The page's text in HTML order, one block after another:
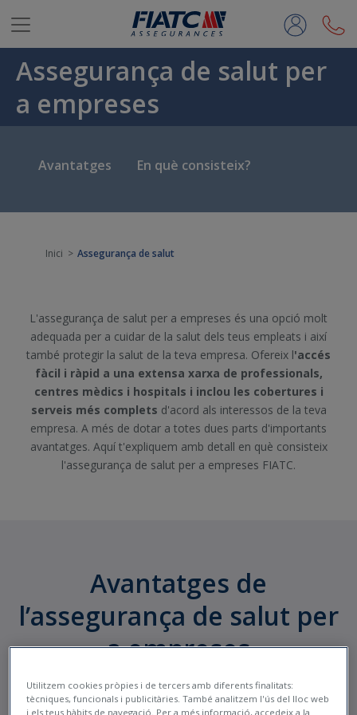
Salta al contingut principal
Assegurança de salut per
a empreses
Avantatges En què consisteix?
Inici Assegurança de salut
L'assegurança de salut per a empreses és una opció molt
adequada per a cuidar de la salut dels teus empleats i així
també protegir la salut de la teva empresa. Ofereix l'accés
fàcil i ràpid a una extensa xarxa de professionals,
centres mèdics i hospitals i inclou les cobertures i
serveis més complets d'acord als interessos de la teva
empresa. A més de dotar a totes dues parts d'importants
avantatges. Aquí t'expliquem amb detall en què consisteix
l'assegurança de salut per a empreses FIATC.
Avantatges de
l’assegurança de salut per
a empreses
Utilitzem cookies pròpies i de tercers amb diferents finalitats:
tècniques, funcionals i publicitàries. També analitzem l'ús del lloc web
i els teus hàbits de navegació. Per a més informació, accedeix a la